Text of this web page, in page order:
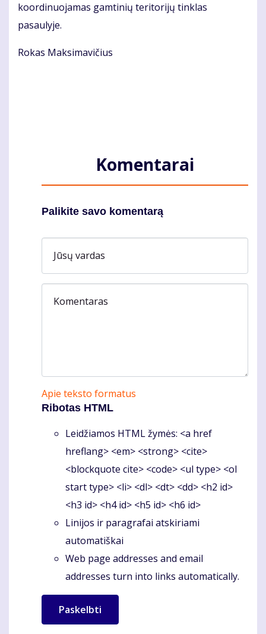
koordinuojamas gamtinių teritorijų tinklas
pasaulyje.
Rokas Maksimavičius
Komentarai
Palikite savo komentarą
Jūsų vardas
Komentaras
Apie teksto formatus
Ribotas HTML
Leidžiamos HTML žymės: <a href
hreflang> <em> <strong> <cite>
<blockquote cite> <code> <ul type> <ol
start type> <li> <dl> <dt> <dd> <h2 id>
<h3 id> <h4 id> <h5 id> <h6 id>
Linijos ir paragrafai atskiriami
automatiškai
Web page addresses and email
addresses turn into links automatically.